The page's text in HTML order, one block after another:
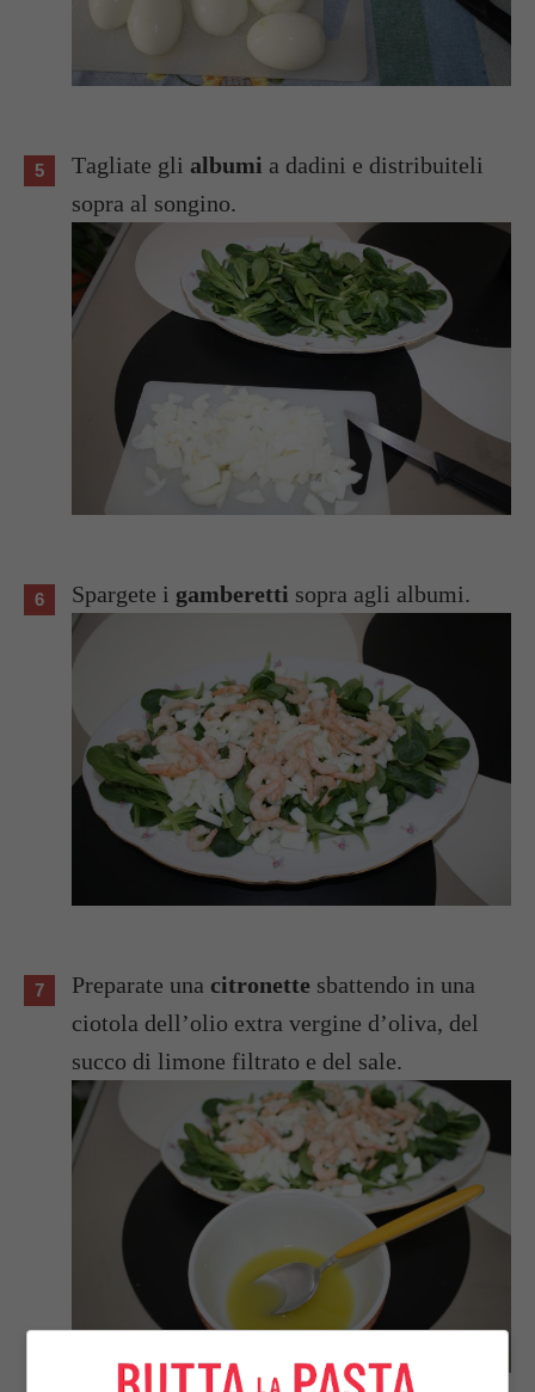
Tagliate gli albumi a dadini e distribuiteli
sopra al songino.
Spargete i gamberetti sopra agli albumi.
Preparate una citronette sbattendo in una
ciotola dell’olio extra vergine d’oliva, del
succo di limone filtrato e del sale.